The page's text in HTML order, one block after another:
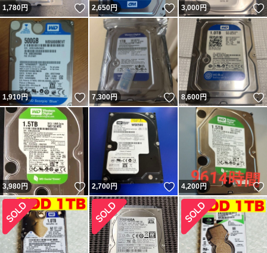
1,780円 いいね！
2,650円 いいね！
3,000円
1,910円 いいね！
7,300円 いいね！
8,600円
3,980円 いいね！
2,700円 いいね！
4,200円